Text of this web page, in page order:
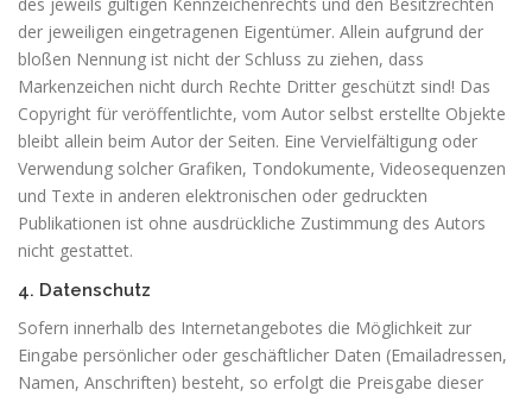
des jeweils gültigen Kennzeichenrechts und den Besitzrechten
der jeweiligen eingetragenen Eigentümer. Allein aufgrund der
bloßen Nennung ist nicht der Schluss zu ziehen, dass
Markenzeichen nicht durch Rechte Dritter geschützt sind! Das
Copyright für veröffentlichte, vom Autor selbst erstellte Objekte
bleibt allein beim Autor der Seiten. Eine Vervielfältigung oder
Verwendung solcher Grafiken, Tondokumente, Videosequenzen
und Texte in anderen elektronischen oder gedruckten
Publikationen ist ohne ausdrückliche Zustimmung des Autors
nicht gestattet.
4. Datenschutz
Sofern innerhalb des Internetangebotes die Möglichkeit zur
Eingabe persönlicher oder geschäftlicher Daten (Emailadressen,
Namen, Anschriften) besteht, so erfolgt die Preisgabe dieser